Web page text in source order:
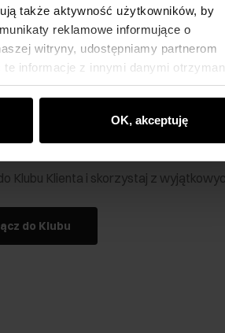
także aktywność użytkowników, by
reklamowe informujące o
witryny, udostępniamy partnerom
informacje z innymi danymi
OK, akceptuję
Ochnik
Klubu Klienta i skorzystaj z
do Klubu